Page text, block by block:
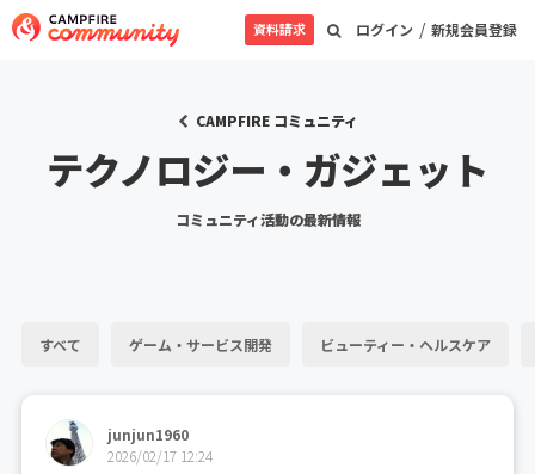
ログイン / 新規会員登録
資料請求
CAMPFIRE コミュニティ
テクノロジー・ガジェット
コミュニティ活動の最新情報
すべて ゲーム・サービス開発 ビューティー・ヘルスケア
junjun1960
2026/02/17 12:24